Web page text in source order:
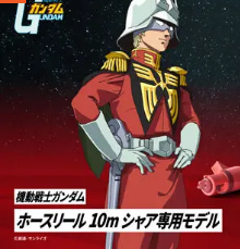
『機動戦士ガンダム』の「シャア
リールが予約開始。本体にはシャ
エンブレム、型式番号などを配置